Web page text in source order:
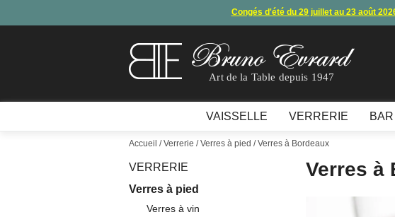
Congés d'été du 29 juillet au 23 août
En raison d'un souci technique, le mode de règlement par carte
Art de la Table depuis 1947
VAISSELLE VERRERIE
Accueil /Verrerie /Verres à pied / Verres à Bordeaux
VERRERIE
Verres à pied
Verres à vin
Verres à